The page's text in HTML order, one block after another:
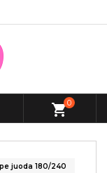
shopping_cart0
juoda 180/240